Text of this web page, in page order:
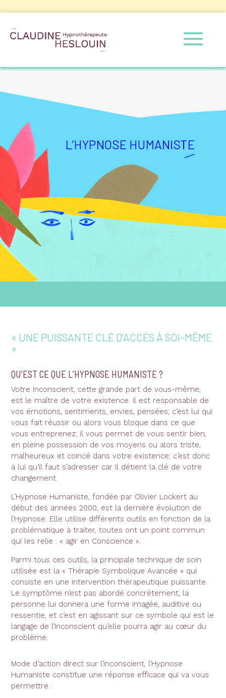
« UNE PUISSANTE CLÉ D’ACCÈS À SOI-MÊME
»
QU’EST CE QUE L’HYPNOSE HUMANISTE ?
Votre Inconscient, cette grande part de vous-même,
est le maître de votre existence. Il est responsable de
vos émotions, sentiments, envies, pensées; c’est lui qui
vous fait réussir ou alors vous bloque dans ce que
vous entreprenez; il vous permet de vous sentir bien,
en pleine possession de vos moyens ou alors triste,
malheureux et coincé dans votre existence; c’est donc
à lui qu’il faut s’adresser car il détient la clé de votre
changement.
L’Hypnose Humaniste, fondée par Olivier Lockert au
début des années 2000, est la dernière évolution de
l’Hypnose. Elle utilise différents outils en fonction de la
problématique à traiter, toutes ont un point commun
qui les relie : « agir en Conscience ».
Parmi tous ces outils, la principale technique de soin
utilisée est la « Thérapie Symbolique Avancée » qui
consiste en une intervention thérapeutique puissante.
Le symptôme n’est pas abordé concrètement, la
personne lui donnera une forme imagée, auditive ou
ressentie, et c’est en agissant sur ce symbole qui est le
langage de l’Inconscient qu’elle pourra agir au cœur du
problème.
Mode d’action direct sur l’Inconscient, l’Hypnose
Humaniste constitue une réponse efficace qui va vous
permettre :